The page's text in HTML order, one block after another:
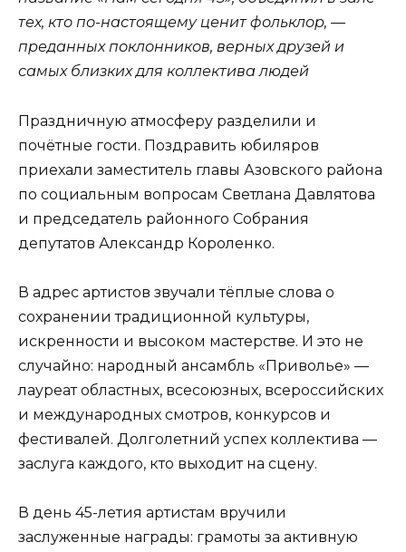
тех, кто по-настоящему ценит фольклор, —
преданных поклонников, верных друзей и
самых близких для коллектива людей
Праздничную атмосферу разделили и
почётные гости. Поздравить юбиляров
приехали заместитель главы Азовского района
по социальным вопросам Светлана Давлятова
и председатель районного Собрания
депутатов Александр Короленко.
В адрес артистов звучали тёплые слова о
сохранении традиционной культуры,
искренности и высоком мастерстве. И это не
случайно: народный ансамбль «Приволье» —
лауреат областных, всесоюзных, всероссийских
и международных смотров, конкурсов и
фестивалей. Долголетний успех коллектива —
заслуга каждого, кто выходит на сцену.
В день 45-летия артистам вручили
заслуженные награды: грамоты за активную